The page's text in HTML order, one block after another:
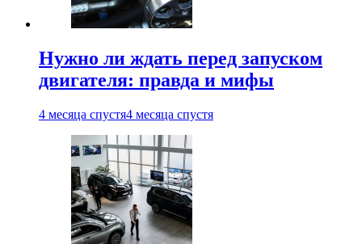
Нужно ли ждать перед запуском
двигателя: правда и мифы
4 месяца спустя4 месяца спустя